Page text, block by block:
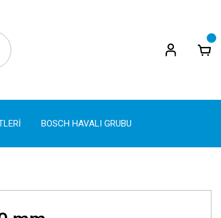
BOSCH HAVALI GRUBU